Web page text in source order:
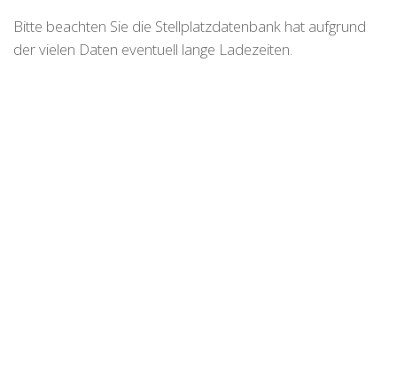
Bitte beachten Sie die Stellplatzdatenbank hat aufgrund
der vielen Daten eventuell lange Ladezeiten.